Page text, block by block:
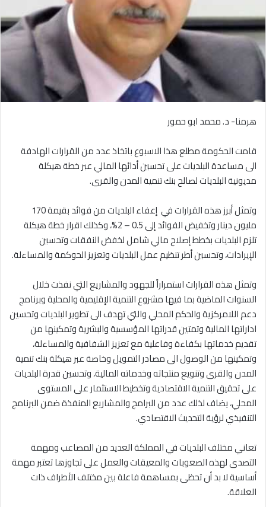
هرمنا- د. محمد ابو حمور
قامت الحكومة مطلع هذا الاسبوع باتخاذ عدد من القرارات الهادفة
الى مساعدة البلديات على تحسين أدائها المالي عبر خطة هيكلة
مديونية البلديات لصالح بنك تنمية المدن والقرى.
وتمثل أبرز هذه القرارات في إعفاء البلديات من فوائد بقيمة 170
مليون دينار وتخفيض الفوائد إلى 0.5 – 2%، وكذلك اقرار خطة هيكلة
تلزم البلديات بخطط إصلاح مالي شامل لخفض النفقات وتحسين
الإيرادات، وتحسين أطر تنظيم عمل البلديات وتعزيز الحوكمة والمساءلة.
وتمثل هذه القرارات استمراراً للجهود والمشاريع التي نفذت خلال
السنوات الماضية بما فيها مشروع التنمية الإقليمية والمحلية وبرنامج
دعم اللامركزية والحكم المحلي والتي تهدف الى تطوير البلديات وتحسين
اداراتها المالية وتمتين قدراتها المؤسسية والبشرية وتمكينها من
تقديم خدماتها بكفاءة وفاعلية مع تعزيز الشفافية والمساءلة،
وتمكينها من الوصول الى مصادر التمويل وخاصة عبر هيكلة بنك تنمية
المدن والقرى وتنويع منتجاته وخدماته المالية، وتحسين قدرة البلديات
على تحقيق التنمية الاقتصادية وتخطيط الاستثمار على المستوى
المحلي، يضاف لذلك عدد من البرامج والمشاريع المنفذة ضمن البرنامج
التنفيذي لرؤية التحديث الاقتصادي.
تعاني مختلف البلديات في المملكة العديد من المصاعب ومهمة
التصدى لهذه الصعوبات والمعيقات والعمل على تجاوزها تعتبر مهمة
أساسية لا بد أن تحظى بمساهمة فاعلة بين مختلف الأطراف ذات
العلاقة.